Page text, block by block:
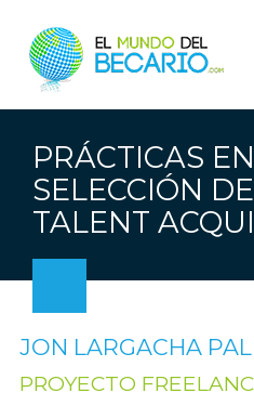
PRÁCTICAS
SELECCIÓN
TALENT
JON LARGACHA
PROYECTO